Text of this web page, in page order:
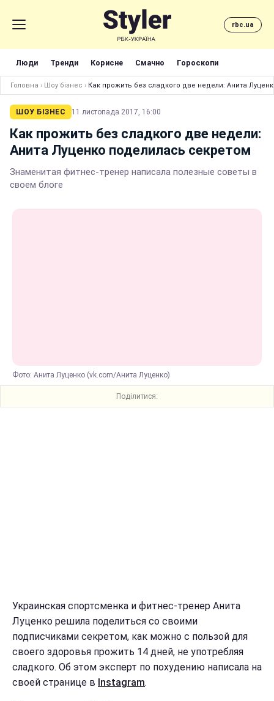
rbc.ua
Люди Тренди Корисне Смачно Гороскопи
Головна › Шоу бізнес › Как прожить без сладкого две недели: Анита
ШОУ БІЗНЕС 11 листопада 2017, 16:00
Как прожить без сладкого две недели:
Анита Луценко поделилась секретом
Знаменитая фитнес-тренер написала полезные советы в
своем блоге
Фото: Анита Луценко (vk.com/Анита Луценко)
Поділитися:
Украинская спортсменка и фитнес-тренер Анита
Луценко решила поделиться со своими
подписчиками секретом, как можно с пользой для
своего здоровья прожить 14 дней, не употребляя
сладкого. Об этом эксперт по похудению написала на
своей странице в Instagram.